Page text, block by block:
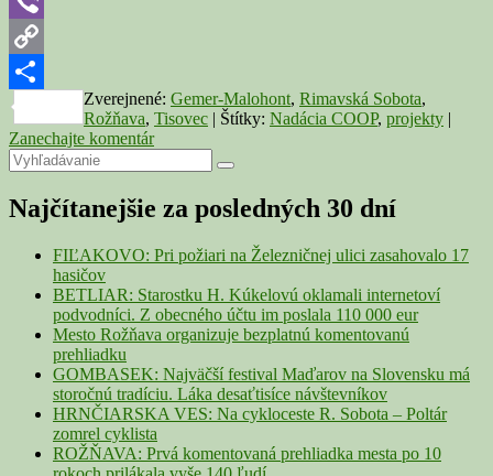
Viber
Copy
Link
Share
Zverejnené: Gemer-Malohont, Rimavská Sobota,
Rožňava, Tisovec | Štítky: Nadácia COOP, projekty |
Zanechajte komentár
Primary
Sidebar
Widget
Area
Search
for:
Search
Najčítanejšie za posledných 30 dní
FIĽAKOVO: Pri požiari na Železničnej ulici zasahovalo 17
hasičov
BETLIAR: Starostku H. Kúkelovú oklamali internetoví
podvodníci. Z obecného účtu im poslala 110 000 eur
Mesto Rožňava organizuje bezplatnú komentovanú
prehliadku
GOMBASEK: Najväčší festival Maďarov na Slovensku má
storočnú tradíciu. Láka desaťtisíce návštevníkov
HRNČIARSKA VES: Na cykloceste R. Sobota – Poltár
zomrel cyklista
ROŽŇAVA: Prvá komentovaná prehliadka mesta po 10